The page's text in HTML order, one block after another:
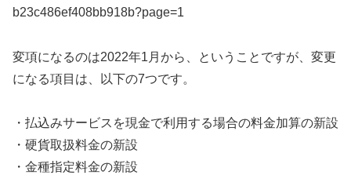
b23c486ef408bb918b?page=1
変項になるのは2022年1月から、ということですが、変更
になる項目は、以下の7つです。
・払込みサービスを現金で利用する場合の料金加算の新設
・硬貨取扱料金の新設
・金種指定料金の新設